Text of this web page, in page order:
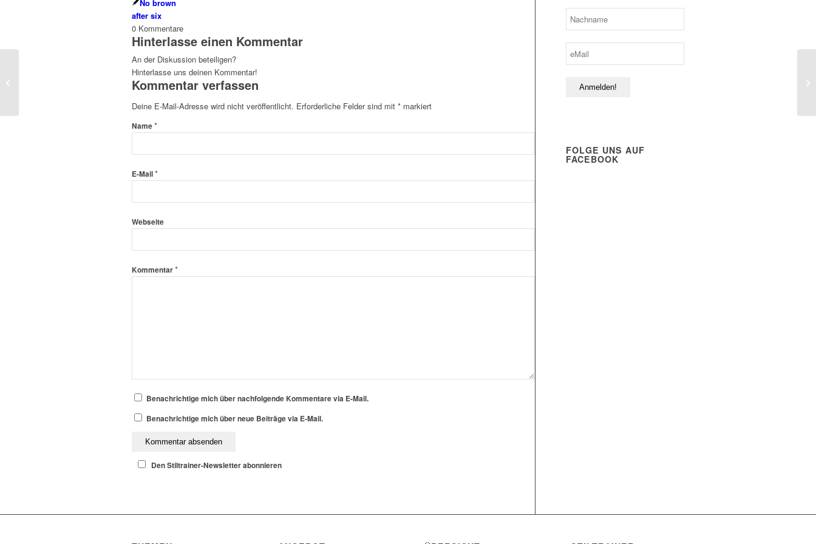
No brown
after six
0 Kommentare
Hinterlasse einen Kommentar
An der Diskussion beteiligen?
Hinterlasse uns deinen Kommentar!
Kommentar verfassen
Deine E-Mail-Adresse wird nicht veröffentlicht. Erforderliche Felder sind mit * markiert
Name*
E-Mail*
Webseite
Kommentar*
Benachrichtige mich über nachfolgende Kommentare via E-Mail.
Benachrichtige mich über neue Beiträge via E-Mail.
Den Stiltrainer-Newsletter abonnieren
FOLGE UNS AUF
FACEBOOK